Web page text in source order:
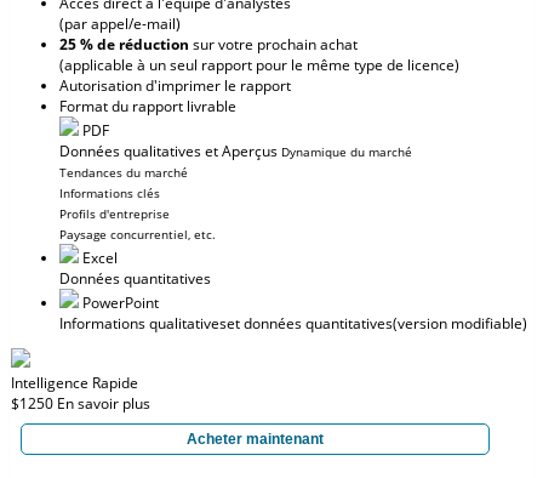
(par appel/e-mail)
25 % de réduction sur votre prochain achat
(applicable à un seul rapport pour le même type de licence)
Autorisation d'imprimer le rapport
Format du rapport livrable
PDF
Données qualitatives et Aperçus Dynamique du marché
Tendances du marché
Informations clés
Profils d'entreprise
Paysage concurrentiel, etc.
Excel
Données quantitatives
PowerPoint
Informations qualitativeset données quantitatives(version modifiable)
Intelligence Rapide
$1250 En savoir plus
Acheter maintenant